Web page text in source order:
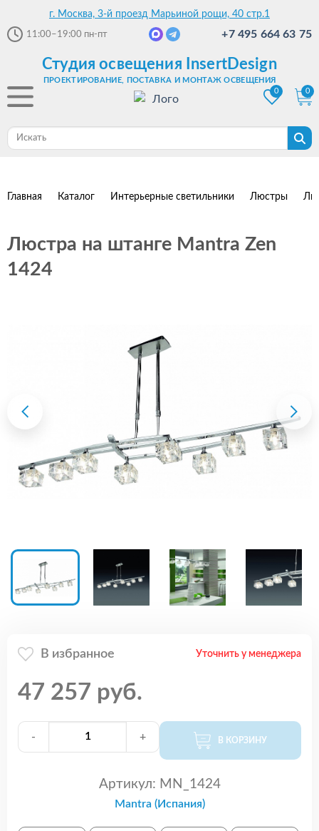
г. Москва, 3-й проезд Марьиной рощи, 40 стр.1
11:00–19:00 пн-пт +7 495 664 63 75
Студия освещения InsertDesign
ПРОЕКТИРОВАНИЕ, ПОСТАВКА И МОНТАЖ ОСВЕЩЕНИЯ
0
0
Главная Каталог Интерьерные светильники Люстры
Люстра на штанге Mantra Zen
1424
В избранное Уточнить у менеджера
47 257 руб.
- + В КОРЗИНУ
Артикул: MN_1424
Mantra (Испания)